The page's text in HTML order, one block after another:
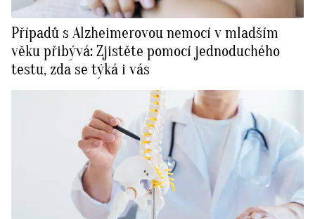
Případů s Alzheimerovou nemocí v mladším
věku přibývá: Zjistěte pomocí jednoduchého
testu, zda se týká i vás